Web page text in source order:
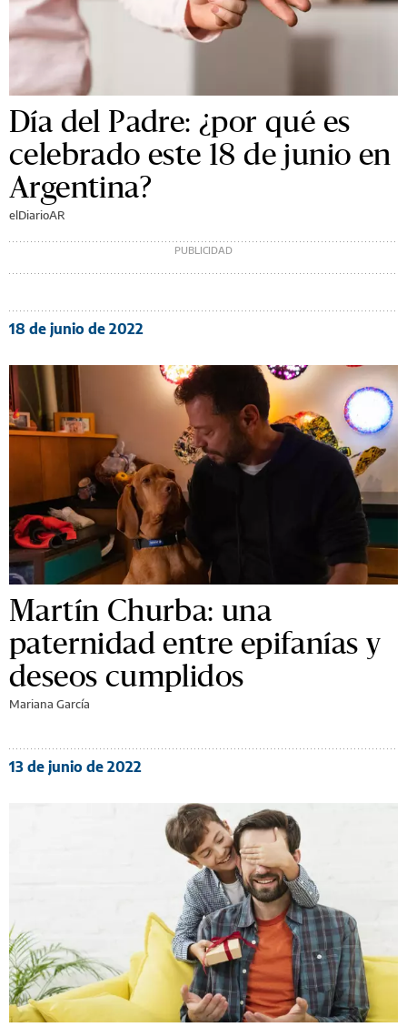
Día del Padre: ¿por qué es
celebrado este 18 de junio en
Argentina?
elDiarioAR
18 de junio de 2022
Martín Churba: una
paternidad entre epifanías y
deseos cumplidos
Mariana García
13 de junio de 2022